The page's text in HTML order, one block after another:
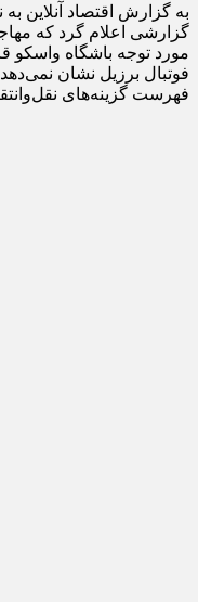
به گزارش اقتصاد آنلاین
گزارشی اعلام گرد که
مورد توجه باشگاه واسکو
فوتبال برزیل نشان
فهرست گزینه‌های